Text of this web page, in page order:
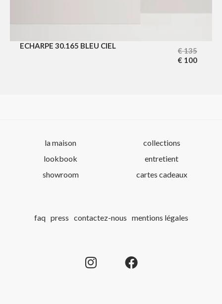
ECHARPE 30.165 BLEU CIEL
€135
€ 100
la maison
lookbook
showroom
collections
entretient
cartes cadeaux
faq press contactez-nous mentions légales